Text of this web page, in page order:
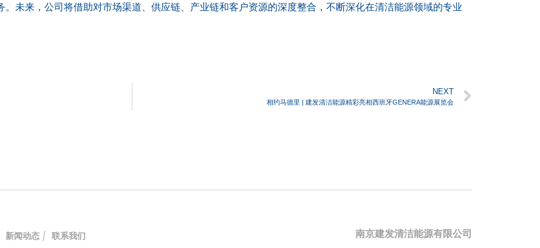
未来，公司将借助对市场渠道、供应链、产业链和客户资源的深度整合，不断深化在清洁能源领域的专业
NEXT
相约马德里 | 建发清洁能源精彩亮相西班牙GENERA能源展览会
新闻动态 | 联系我们 南京建发清洁能源有限公司